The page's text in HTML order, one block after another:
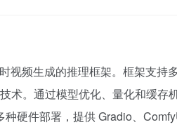
视频生成的推理框架。框架支持
术。通过模型优化、量化和缓
硬件部署，提供 Gradio、